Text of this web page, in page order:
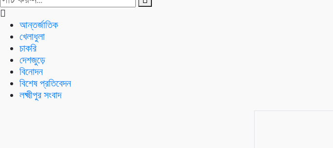
আন্তর্জাতিক
খেলাধুলা
চাকরি
দেশজুড়ে
বিনোদন
বিশেষ প্রতিবেদন
লক্ষ্মীপুর সংবাদ